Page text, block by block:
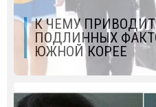
К ЧЕМУ ПРИВОДИТ
ПОДЛИННЫХ
ЮЖНОЙ КОРЕЕ